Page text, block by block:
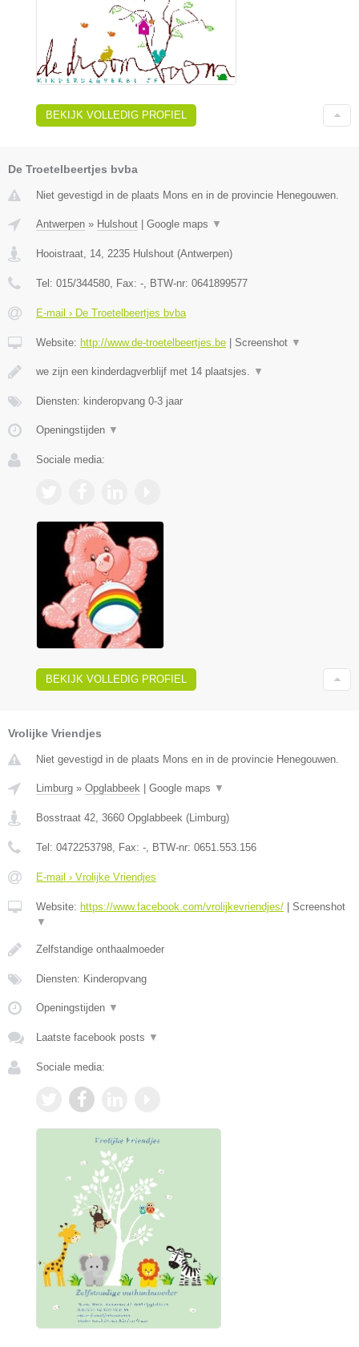
BEKIJK VOLLEDIG PROFIEL
De Troetelbeertjes bvba
Niet gevestigd in de plaats Mons en in de provincie Henegouwen.
Antwerpen » Hulshout Google maps ▼
Hooistraat, 14 2235 Hulshout (Antwerpen)
Tel: 015/344580 , Fax: - , BTW-nr: 0641899577
E-mail › De Troetelbeertjes bvba
Website: http://www.de-troetelbeertjes.be Screenshot ▼
we zijn een kinderdagverblijf met 14 plaatsjes. ▼
Diensten: kinderopvang 0-3 jaar
Openingstijden ▼
Sociale media:
BEKIJK VOLLEDIG PROFIEL
Vrolijke Vriendjes
Niet gevestigd in de plaats Mons en in de provincie Henegouwen.
Limburg » Opglabbeek Google maps ▼
Bosstraat 42 3660 Opglabbeek ( Limburg)
Tel: 0472253798 , Fax: - , BTW-nr: 0651.553.156
E-mail › Vrolijke Vriendjes
Website: https://www.facebook.com/vrolijkevriendjes/
Screenshot
▼
Zelfstandige onthaalmoeder
Diensten: Kinderopvang
Openingstijden ▼
Laatste facebook posts ▼
Sociale media: